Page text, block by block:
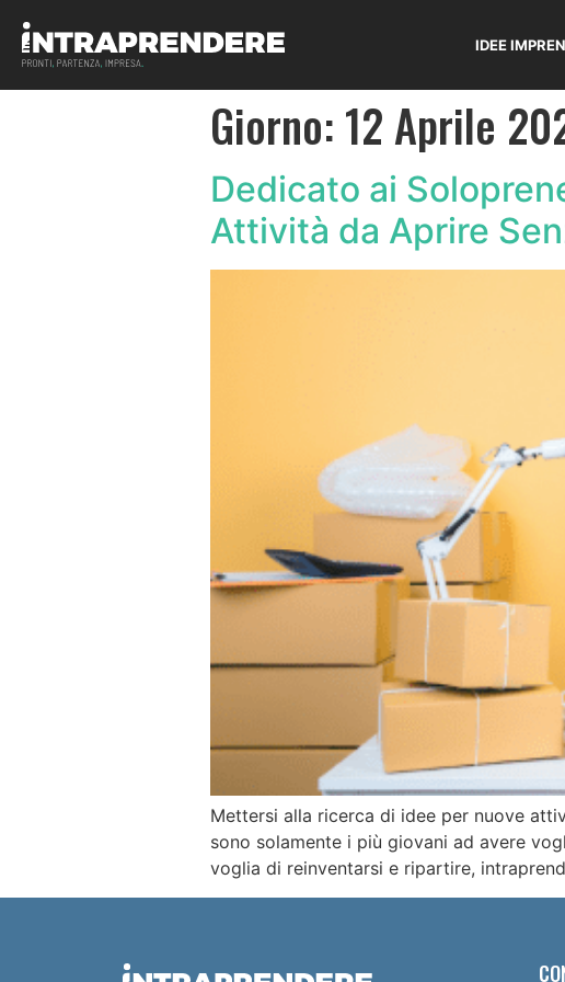
IDEE
Giorno: 12 Aprile
Dedicato ai
Attività da Aprire
Mettersi alla ricerca di idee per nuove
sono solamente i più giovani ad avere
voglia di reinventarsi e ripartire,